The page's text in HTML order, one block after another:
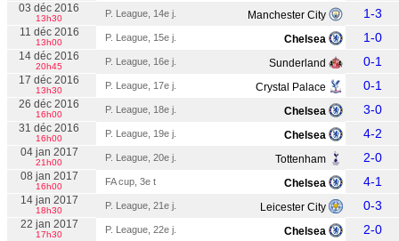
03 déc 2016
13h30 P. League, 14e j. Manchester City 1-3
11 déc 2016
13h00 P. League, 15e j. Chelsea 1-0
14 déc 2016
20h45 P. League, 16e j. Sunderland 0-1
17 déc 2016
13h30 P. League, 17e j. Crystal Palace 0-1
26 déc 2016
16h00 P. League, 18e j. Chelsea 3-0
31 déc 2016
16h00 P. League, 19e j. Chelsea 4-2
04 jan 2017
21h00 P. League, 20e j. Tottenham 2-0
08 jan 2017
16h00 FA cup, 3e t Chelsea 4-1
14 jan 2017
18h30 P. League, 21e j. Leicester City 0-3
22 jan 2017
17h30 P. League, 22e j. Chelsea 2-0